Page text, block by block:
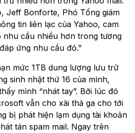
Jeff Bonforte, Phó Tổng giám
tin liên lạc của Yahoo, cam
nhu cầu nhiều hơn trong tương
ứng nhu cầu đó.”
mức 1TB dung lượng lưu trữ
sinh nhật thứ 16 của mình,
mình “nhát tay”. Bởi lúc đó
vẫn cho xài thả ga cho tới
bị phát hiện lạm dụng tài khoản
tán spam mail. Ngay trên